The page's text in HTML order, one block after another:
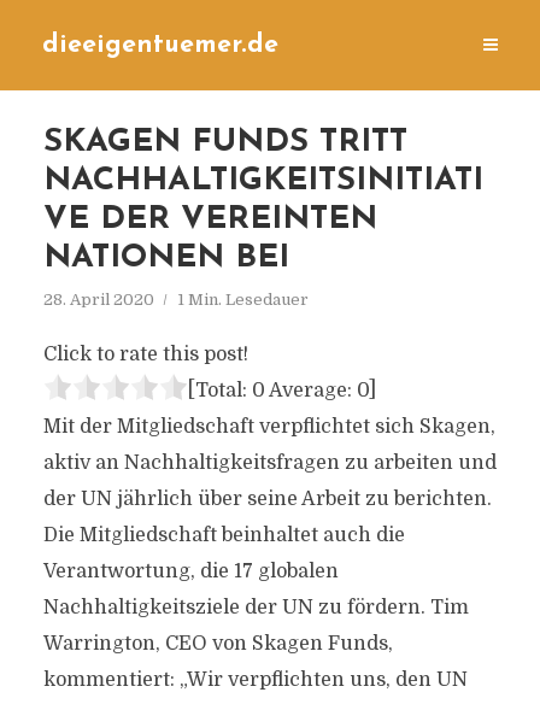
dieeigentuemer.de
SKAGEN FUNDS TRITT
NACHHALTIGKEITSINITIATI
VE DER VEREINTEN
NATIONEN BEI
28. April 2020 1 Min. Lesedauer
Click to rate this post!
[Total: 0 Average: 0]
Mit der Mitgliedschaft verpflichtet sich Skagen,
aktiv an Nachhaltigkeitsfragen zu arbeiten und
der UN jährlich über seine Arbeit zu berichten.
Die Mitgliedschaft beinhaltet auch die
Verantwortung, die 17 globalen
Nachhaltigkeitsziele der UN zu fördern. Tim
Warrington, CEO von Skagen Funds,
kommentiert: „Wir verpflichten uns, den UN